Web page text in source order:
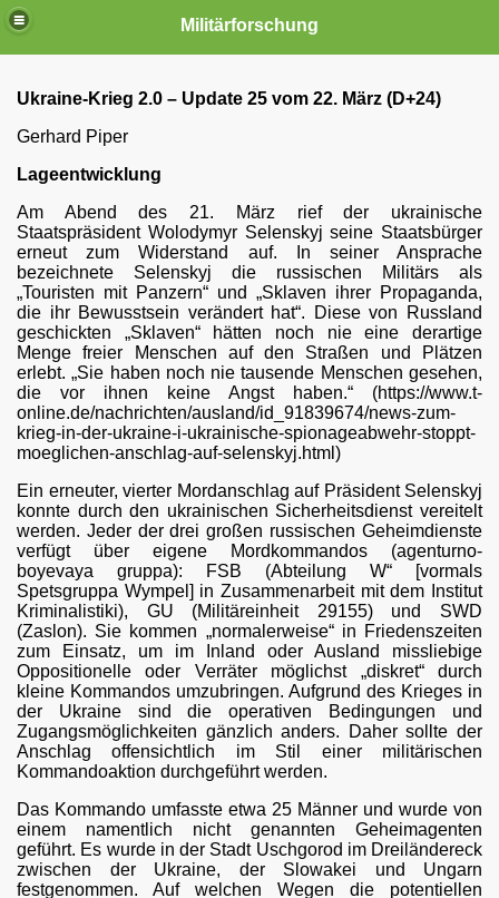
Militärforschung
Ukraine-Krieg 2.0 – Update 25 vom 22. März (D+24)
Gerhard Piper
Lageentwicklung
Am Abend des 21. März rief der ukrainische
Staatspräsident Wolodymyr Selenskyj seine Staatsbürger
erneut zum Widerstand auf. In seiner Ansprache
bezeichnete Selenskyj die russischen Militärs als
„Touristen mit Panzern“ und „Sklaven ihrer Propaganda,
die ihr Bewusstsein verändert hat“. Diese von Russland
geschickten „Sklaven“ hätten noch nie eine derartige
Menge freier Menschen auf den Straßen und Plätzen
erlebt. „Sie haben noch nie tausende Menschen gesehen,
die vor ihnen keine Angst haben.“ (https://www.t-
online.de/nachrichten/ausland/id_91839674/news-zum-
krieg-in-der-ukraine-i-ukrainische-spionageabwehr-stoppt-
moeglichen-anschlag-auf-selenskyj.html)
Ein erneuter, vierter Mordanschlag auf Präsident Selenskyj
konnte durch den ukrainischen Sicherheitsdienst vereitelt
werden. Jeder der drei großen russischen Geheimdienste
verfügt über eigene Mordkommandos (agenturno-
boyevaya gruppa): FSB (Abteilung W“ [vormals
Spetsgruppa Wympel] in Zusammenarbeit mit dem Institut
Kriminalistiki), GU (Militäreinheit 29155) und SWD
(Zaslon). Sie kommen „normalerweise“ in Friedenszeiten
zum Einsatz, um im Inland oder Ausland missliebige
Oppositionelle oder Verräter möglichst „diskret“ durch
kleine Kommandos umzubringen. Aufgrund des Krieges in
der Ukraine sind die operativen Bedingungen und
Zugangsmöglichkeiten gänzlich anders. Daher sollte der
Anschlag offensichtlich im Stil einer militärischen
Kommandoaktion durchgeführt werden.
Das Kommando umfasste etwa 25 Männer und wurde von
einem namentlich nicht genannten Geheimagenten
geführt. Es wurde in der Stadt Uschgorod im Dreiländereck
zwischen der Ukraine, der Slowakei und Ungarn
festgenommen. Auf welchen Wegen die potentiellen
Atomarsenal
Chronologie 2017
Atomstreitkräfte Russlands
Russl